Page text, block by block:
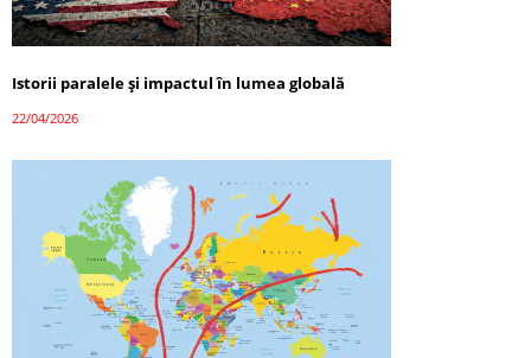
Istorii paralele și impactul în lumea globală
22/04/2026